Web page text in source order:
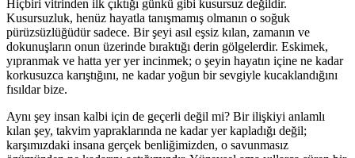
Hiçbiri vitrinden ilk çıktığı günkü gibi kusursuz değildir.
Kusursuzluk, henüz hayatla tanışmamış olmanın o soğuk
pürüzsüzlüğüdür sadece. Bir şeyi asıl eşsiz kılan, zamanın ve
dokunuşların onun üzerinde bıraktığı derin gölgelerdir. Eskimek,
yıpranmak ve hatta yer yer incinmek; o şeyin hayatın içine ne kadar
korkusuzca karıştığını, ne kadar yoğun bir sevgiyle kucaklandığını
fısıldar bize.
Aynı şey insan kalbi için de geçerli değil mi? Bir ilişkiyi anlamlı
kılan şey, takvim yapraklarında ne kadar yer kapladığı değil;
karşımızdaki insana gerçek benliğimizden, o savunmasız